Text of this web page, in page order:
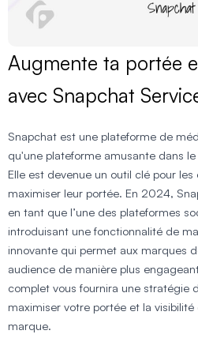
Augmente ta portée
avec Snapchat
Snapchat est une plateforme de
qu'une plateforme amusante dans
Elle est devenue un outil clé pour
maximiser leur portée. En 2024,
en tant que l’une des plateformes
introduisant une fonctionnalité de
innovante qui permet aux marques
audience de manière plus
complet vous fournira une stratégie
maximiser votre portée et la
marque.